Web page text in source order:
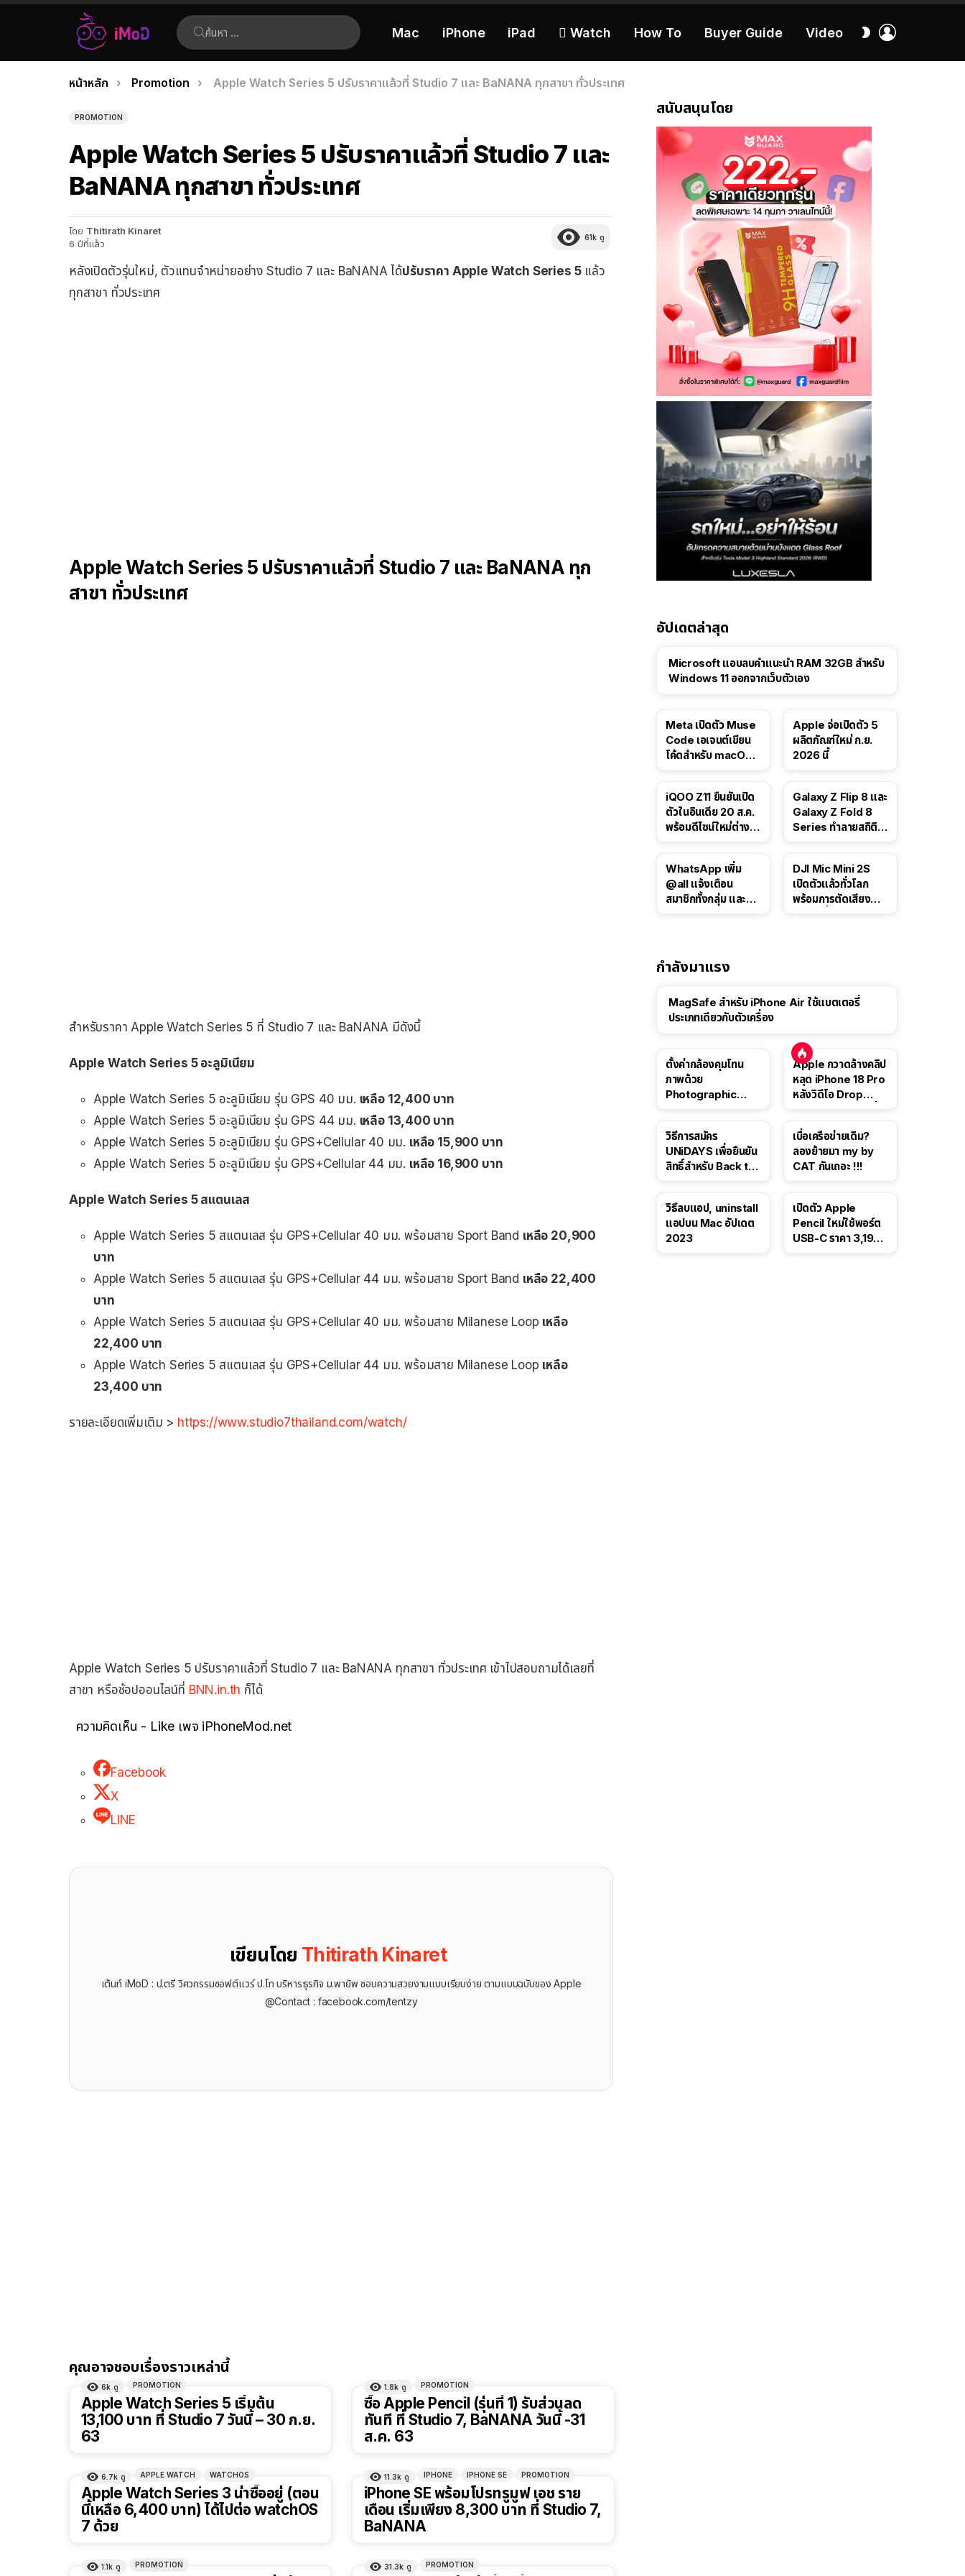
ค้นหา:
Mac iPhone iPad  Watch How To Buyer Guide Video
สลับ
เรื่อง
ล่าสุด
คุณอยู่ที่นี่:
หน้าหลัก Promotion Apple Watch Series 5 ปรับราคาแล้วที่ Studio 7 และ BaNANA ทุกสาขา ทั่วประเทศ
PROMOTION
Apple Watch Series 5 ปรับราคาแล้วที่ Studio 7 และ
BaNANA ทุกสาขา ทั่วประเทศ
โดย Thitirath Kinaret
6 ปีที่แล้ว
61k ดู
หลังเปิดตัวรุ่นใหม่, ตัวแทนจำหน่ายอย่าง Studio 7 และ BaNANA ได้ปรับราคา Apple Watch Series 5แล้ว
ทุกสาขา ทั่วประเทศ
Apple Watch Series 5 ปรับราคาแล้วที่ Studio 7 และ BaNANA ทุก
สาขา ทั่วประเทศ
สำหรับราคา Apple Watch Series 5 ที่ Studio 7 และ BaNANA มีดังนี้
Apple Watch Series 5 อะลูมิเนียม
Apple Watch Series 5 อะลูมิเนียม รุ่น GPS 40 มม. เหลือ 12,400 บาท
Apple Watch Series 5 อะลูมิเนียม รุ่น GPS 44 มม. เหลือ 13,400 บาท
Apple Watch Series 5 อะลูมิเนียม รุ่น GPS+Cellular 40 มม. เหลือ 15,900 บาท
Apple Watch Series 5 อะลูมิเนียม รุ่น GPS+Cellular 44 มม. เหลือ 16,900 บาท
Apple Watch Series 5 สแตนเลส
Apple Watch Series 5 สแตนเลส รุ่น GPS+Cellular 40 มม. พร้อมสาย Sport Band เหลือ 20,900
บาท
Apple Watch Series 5 สแตนเลส รุ่น GPS+Cellular 44 มม. พร้อมสาย Sport Band เหลือ 22,400
บาท
Apple Watch Series 5 สแตนเลส รุ่น GPS+Cellular 40 มม. พร้อมสาย Milanese Loop เหลือ
22,400 บาท
Apple Watch Series 5 สแตนเลส รุ่น GPS+Cellular 44 มม. พร้อมสาย Milanese Loop เหลือ
23,400 บาท
รายละเอียดเพิ่มเติม > https://www.studio7thailand.com/watch/
Apple Watch Series 5 ปรับราคาแล้วที่ Studio 7 และ BaNANA ทุกสาขา ทั่วประเทศ เข้าไปสอบถามได้เลยที่
สาขา หรือช้อปออนไลน์ที่ BNN.in.th ก็ได้
ความคิดเห็น - Like เพจ iPhoneMod.net
Facebook
X
LINE
เขียนโดย Thitirath Kinaret
เต้นท์ iMoD : ป.ตรี วิศวกรรมซอฟต์แวร์ ป.โท บริหารธุรกิจ ม.พายัพ ชอบความสวยงามแบบเรียบง่าย ตามแบบฉบับของ Apple
@Contact : facebook.com/tentzy
คุณอาจชอบเรื่องราวเหล่านี้
6k ดู PROMOTION
Apple Watch Series 5 เริ่มต้น
13,100 บาท ที่ Studio 7 วันนี้ – 30 ก.ย.
63
1.8k ดู PROMOTION
ซื้อ Apple Pencil (รุ่นที่ 1) รับส่วนลด
ทันที ที่ Studio 7, BaNANA วันนี้ -31
ส.ค. 63
6.7k ดู APPLE WATCH WATCHOS
Apple Watch Series 3 น่าซื้ออยู่ (ตอน
นี้เหลือ 6,400 บาท) ได้ไปต่อ watchOS
7 ด้วย
11.3k ดู IPHONE IPHONE SE PROMOTION
iPhone SE พร้อมโปรทรูมูฟ เอช ราย
เดือน เริ่มเพียง 8,300 บาท ที่ Studio 7,
BaNANA
1.1k ดู PROMOTION 31.3k ดู PROMOTION
สนับสนุนโดย
อัปเดตล่าสุด
Microsoft แอบลบคำแนะนำ RAM 32GB สำหรับ
Windows 11 ออกจากเว็บตัวเอง
Meta เปิดตัว Muse
Code เอเจนต์เขียน
โค้ดสำหรับ macOS
Apple จ่อเปิดตัว 5
ผลิตภัณฑ์ใหม่ ก.ย.
2026 นี้
iQOO Z11 ยืนยันเปิด
ตัวในอินเดีย 20 ส.ค.
พร้อมดีไซน์ใหม่ต่าง
Galaxy Z Flip 8 และ
Galaxy Z Fold 8
Series ทำลายสถิติ
WhatsApp เพิ่ม
@all แจ้งเตือน
สมาชิกทั้งกลุ่ม และอัป
DJI Mic Mini 2S
เปิดตัวแล้วทั่วโลก
พร้อมการตัดเสียง
กำลังมาแรง
MagSafe สำหรับ iPhone Air ใช้แบตเตอรี่
ประเภทเดียวกับตัวเครื่อง
ตั้งค่ากล้องคุมโทน
ภาพด้วย
Photographic
Apple กวาดล้างคลิป
หลุด iPhone 18 Pro
หลังวิดีโอ Drop
วิธีการสมัคร
UNiDAYS เพื่อยืนยัน
สิทธิ์สำหรับ Back to
เบื่อเครือข่ายเดิม?
ลองย้ายมา my by
CAT กันเถอะ !!!
วิธีลบแอป, uninstall
แอปบน Mac อัปเดต
2023
เปิดตัว Apple
Pencil ใหม่ใช้พอร์ต
USB-C ราคา 3,190